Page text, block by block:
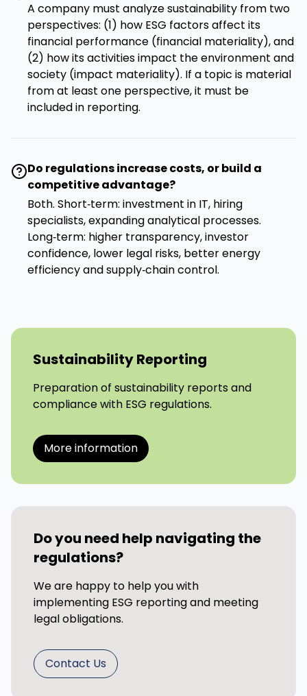
A company must analyze sustainability from two
perspectives: (1) how ESG factors affect its
financial performance (financial materiality), and
(2) how its activities impact the environment and
society (impact materiality). If a topic is material
from at least one perspective, it must be
included in reporting.
Do regulations increase costs, or build a
competitive advantage?
Both. Short‑term: investment in IT, hiring
specialists, expanding analytical processes.
Long‑term: higher transparency, investor
confidence, lower legal risks, better energy
efficiency and supply‑chain control.
Sustainability Reporting
Preparation of sustainability reports and
compliance with ESG regulations.
More information
Do you need help navigating the
regulations?
We are happy to help you with
implementing ESG reporting and meeting
legal obligations.
Contact Us